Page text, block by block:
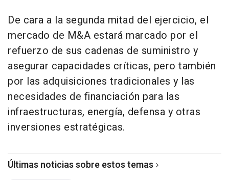
De cara a la segunda mitad del ejercicio, el
mercado de M&A estará marcado por el
refuerzo de sus cadenas de suministro y
asegurar capacidades críticas, pero también
por las adquisiciones tradicionales y las
necesidades de financiación para las
infraestructuras, energía, defensa y otras
inversiones estratégicas.
Últimas noticias sobre estos temas